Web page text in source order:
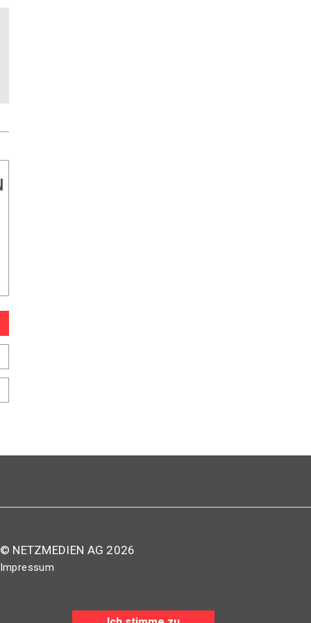
© NETZMEDIEN AG 2026
Impressum